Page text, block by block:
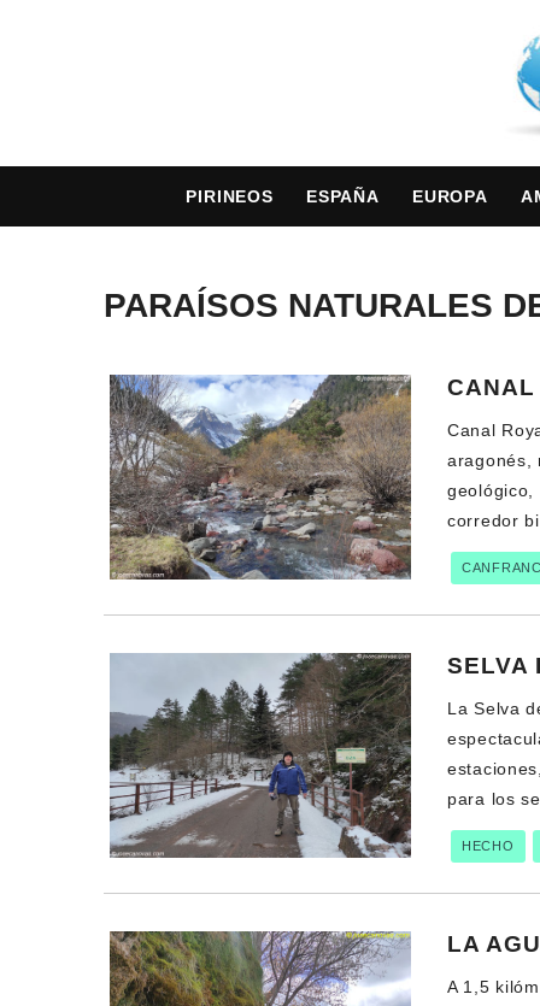
PIRINEOS ESPAÑA EUROPA
PARAÍSOS NATURALES
CANAL
Canal
aragonés,
geológico,
corredor
SELVA
La Selva
para los
HECHO
LA
A 1,5